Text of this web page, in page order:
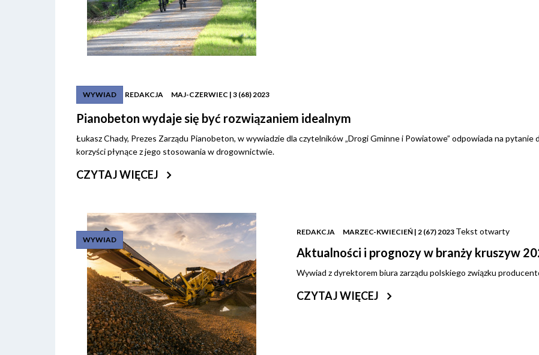
WYWIAD REDAKCJA MAJ-CZERWIEC | 3 (68) 2023
Pianobeton wydaje się być rozwiązaniem idealnym
Łukasz Chady, Prezes Zarządu Pianobeton, w wywiadzie dla czytelników „Drogi Gminne i Powiatowe” odpowiada na
korzyści płynące z jego stosowania w drogownictwie.
CZYTAJ WIĘCEJ
WYWIAD
REDAKCJA MARZEC-KWIECIEŃ | 2 (67) 2023 Tekst otwarty
Aktualności i prognozy w branży kruszyw
Wywiad z dyrektorem biura zarządu polskiego związku
CZYTAJ WIĘCEJ